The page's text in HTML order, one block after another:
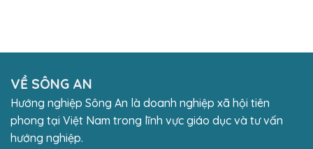
VỀ SÔNG AN
Hướng nghiệp Sông An là doanh nghiệp xã hội tiên
phong tại Việt Nam trong lĩnh vực giáo dục và tư vấn
hướng nghiệp.